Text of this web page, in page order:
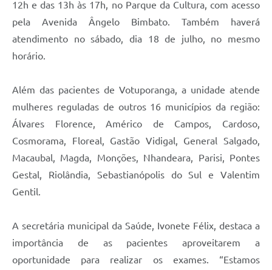
12h e das 13h às 17h, no Parque da Cultura, com acesso
pela Avenida Ângelo Bimbato. Também haverá
atendimento no sábado, dia 18 de julho, no mesmo
horário.
Além das pacientes de Votuporanga, a unidade atende
mulheres reguladas de outros 16 municípios da região:
Álvares Florence, Américo de Campos, Cardoso,
Cosmorama, Floreal, Gastão Vidigal, General Salgado,
Macaubal, Magda, Monções, Nhandeara, Parisi, Pontes
Gestal, Riolândia, Sebastianópolis do Sul e Valentim
Gentil.
A secretária municipal da Saúde, Ivonete Félix, destaca a
importância de as pacientes aproveitarem a
oportunidade para realizar os exames. “Estamos